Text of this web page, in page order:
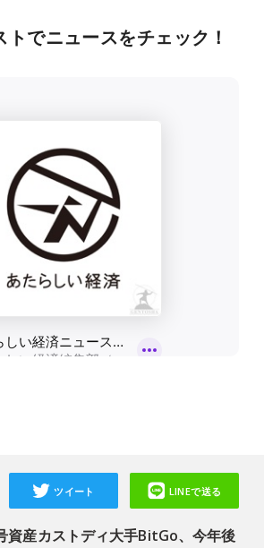
でニュースをチェック！
資産カストディ大手BitGo、今年後
ツイート LINEで送る